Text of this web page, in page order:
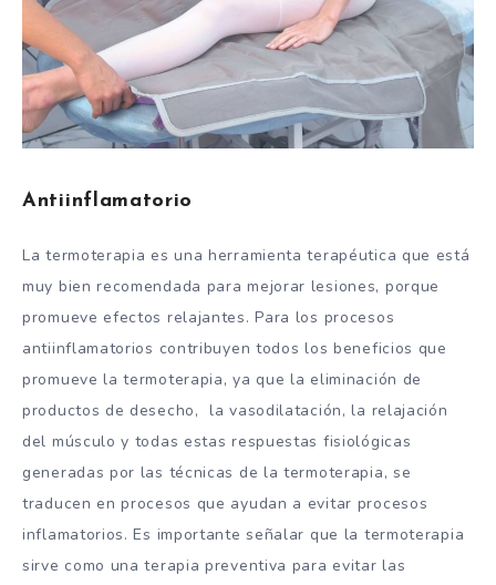
Antiinflamatorio
La termoterapia es una herramienta terapéutica que está
muy bien recomendada para mejorar lesiones, porque
promueve efectos relajantes. Para los procesos
antiinflamatorios contribuyen todos los beneficios que
promueve la termoterapia, ya que la eliminación de
productos de desecho, la vasodilatación, la relajación
del músculo y todas estas respuestas fisiológicas
generadas por las técnicas de la termoterapia, se
traducen en procesos que ayudan a evitar procesos
inflamatorios. Es importante señalar que la termoterapia
sirve como una terapia preventiva para evitar las